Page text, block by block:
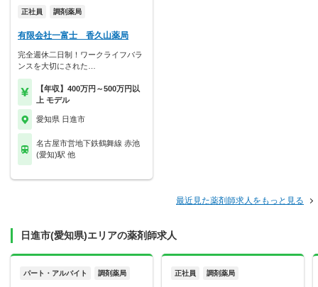
正社員 調剤薬局
有限会社一富士 香久山薬局
完全週休二日制！ワークライフバラ
ンスを大切にされた…
【年収】400万円～500万円以
上 モデル
愛知県 日進市
名古屋市営地下鉄鶴舞線 赤池
(愛知)駅 他
最近見た薬剤師求人をもっと見る
日進市(愛知県)エリアの薬剤師求人
パート・アルバイト 調剤薬局 正社員 調剤薬局